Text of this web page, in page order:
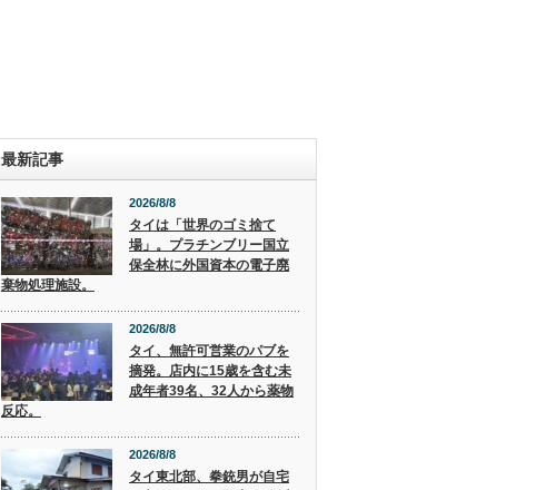
最新記事
2026/8/8
タイは「世界のゴミ捨て
場」。プラチンブリー国立
保全林に外国資本の電子廃
棄物処理施設。
2026/8/8
タイ、無許可営業のパブを
摘発。店内に15歳を含む未
成年者39名、32人から薬物
反応。
2026/8/8
タイ東北部、拳銃男が自宅